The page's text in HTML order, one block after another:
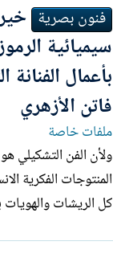
الفن العميق وجد
والمغامرة الفكرية
والصدمة...
فنون بصرية
سيميائية
بأعمال الفنانة
فاتن الأزهري
ملفات خاصة
ولأن الفن التشكيلي
المنتوجات الفكرية
كل الريشات